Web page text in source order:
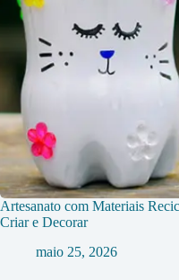
Artesanato com Materiais
Criar e Decorar
maio 25, 2026